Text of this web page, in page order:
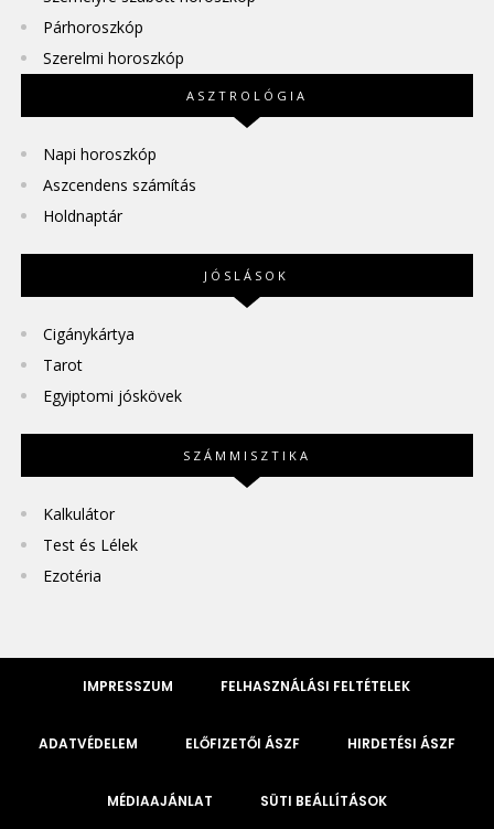
Párhoroszkóp
Szerelmi horoszkóp
ASZTROLÓGIA
Napi horoszkóp
Aszcendens számítás
Holdnaptár
JÓSLÁSOK
Cigánykártya
Tarot
Egyiptomi jóskövek
SZÁMMISZTIKA
Kalkulátor
Test és Lélek
Ezotéria
IMPRESSZUM FELHASZNÁLÁSI FELTÉTELEK
ADATVÉDELEM ELŐFIZETŐI ÁSZF HIRDETÉSI ÁSZF
MÉDIAAJÁNLAT SÜTI BEÁLLÍTÁSOK